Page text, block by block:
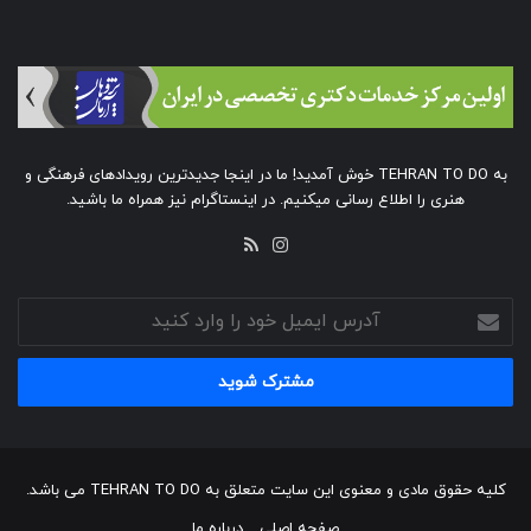
به TEHRAN TO DO خوش آمدید! ما در اینجا جدیدترین رویدادهای فرهنگی و
هنری را اطلاع رسانی میکنیم. در اینستاگرام نیز همراه ما باشید.
اینستاگرام
آدرس
ایمیل
خود
وارد
کلیه حقوق مادی و معنوی این سایت متعلق به TEHRAN TO DO می باشد.